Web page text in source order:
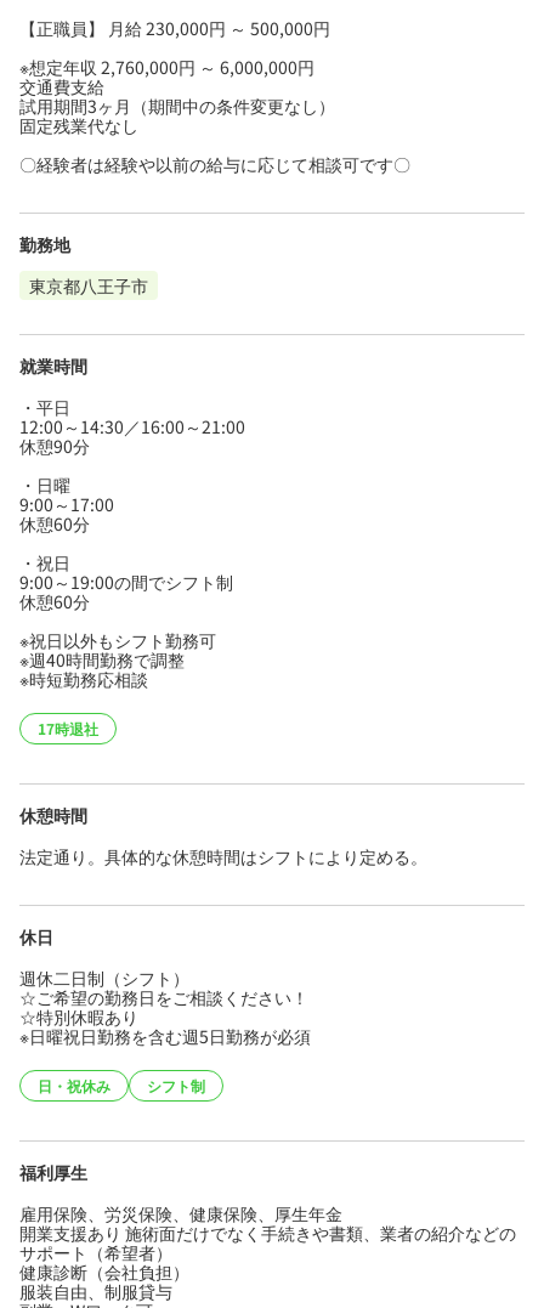
【正職員】 月給 230,000円 ～ 500,000円
※想定年収 2,760,000円 ～ 6,000,000円
交通費支給
試用期間3ヶ月（期間中の条件変更なし）
固定残業代なし
〇経験者は経験や以前の給与に応じて相談可です〇
勤務地
東京都八王子市
就業時間
・平日
12:00～14:30／16:00～21:00
休憩90分
・日曜
9:00～17:00
休憩60分
・祝日
9:00～19:00の間でシフト制
休憩60分
※祝日以外もシフト勤務可
※週40時間勤務で調整
※時短勤務応相談
17時退社
休憩時間
法定通り。具体的な休憩時間はシフトにより定める。
休日
週休二日制（シフト）
☆ご希望の勤務日をご相談ください！
☆特別休暇あり
※日曜祝日勤務を含む週5日勤務が必須
日・祝休み シフト制
福利厚生
雇用保険、労災保険、健康保険、厚生年金
開業支援あり 施術面だけでなく手続きや書類、業者の紹介などの
サポート（希望者）
健康診断（会社負担）
服装自由、制服貸与